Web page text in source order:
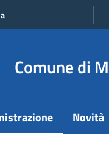
Comune di
Novità